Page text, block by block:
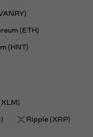
(ETH)
(HNT)
Ripple (XRP)